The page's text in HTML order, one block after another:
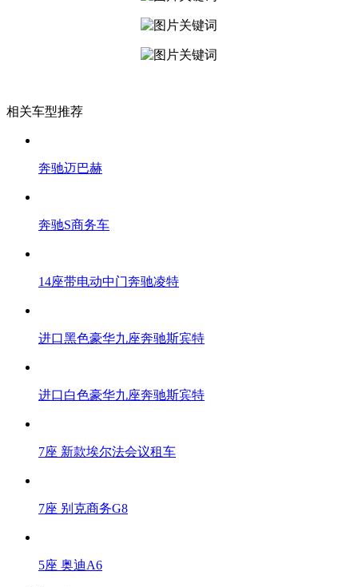
相关车型推荐
奔驰迈巴赫
奔驰S商务车
14座带电动中门奔驰凌特
进口黑色豪华九座奔驰斯宾特
进口白色豪华九座奔驰斯宾特
7座 新款埃尔法会议租车
7座 别克商务G8
5座 奥迪A6